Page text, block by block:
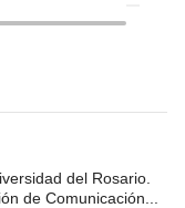
del Rosario.
de Comunicación